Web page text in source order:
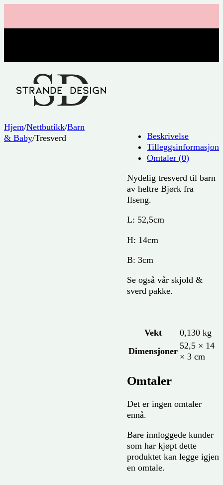
Hjem/Nettbutikk/Barn
& Baby/Tresverd
Beskrivelse
Tilleggsinformasjon
Omtaler (0)
Nydelig tresverd til barn
av heltre Bjørk fra
Ilseng.
L: 52,5cm
H: 14cm
B: 3cm
Se også vår skjold &
sverd pakke.
Vekt
0,130 kg
Dimensjoner
52,5 × 14
× 3 cm
Omtaler
Det er ingen omtaler
ennå.
Bare innloggede kunder
som har kjøpt dette
produktet kan legge igjen
en omtale.